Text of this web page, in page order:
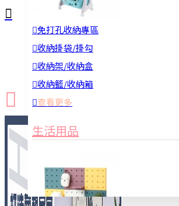
免打孔收納專區
收納掛袋/掛勾
收納架/收納盒
收納籃/收納箱
查看更多
生活用品
新品上市